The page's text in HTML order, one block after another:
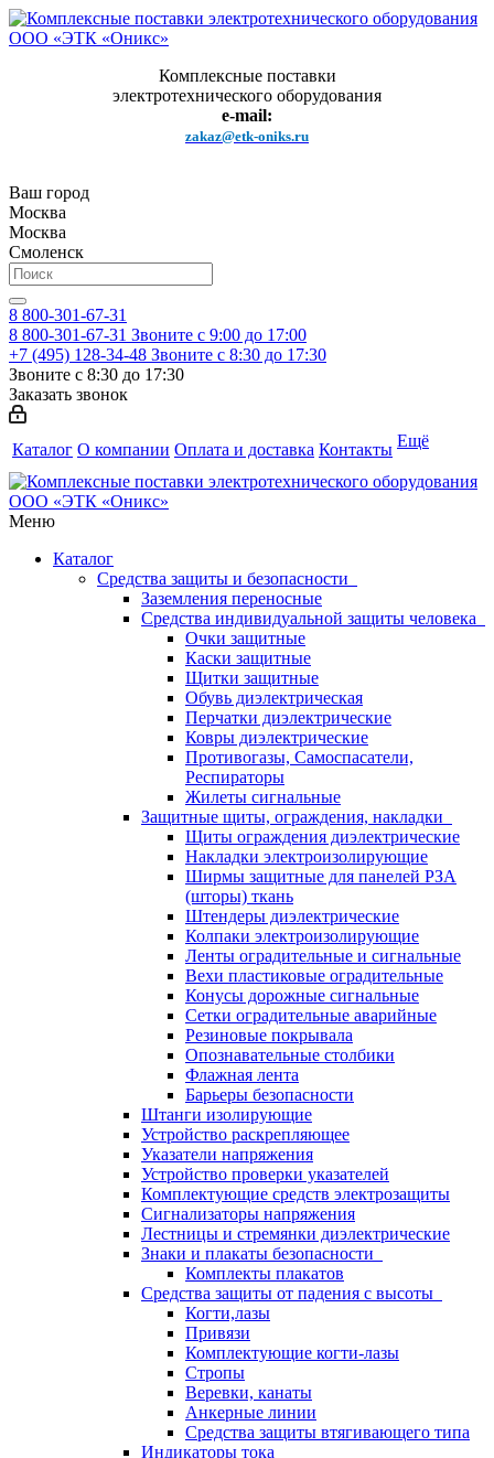
Комплексные поставки
электротехнического оборудования
e-mail:
zakaz@etk-oniks.ru
Ваш город
Москва
Москва
Смоленск
8 800-301-67-31
8 800-301-67-31 Звоните с 9:00 до 17:00
+7 (495) 128-34-48 Звоните с 8:30 до 17:30
Звоните с 8:30 до 17:30
Заказать звонок
Каталог О компании Оплата и доставка Контакты Ещё
Меню
Каталог
Средства защиты и безопасности
Заземления переносные
Средства индивидуальной защиты человека
Очки защитные
Каски защитные
Щитки защитные
Обувь диэлектрическая
Перчатки диэлектрические
Ковры диэлектрические
Противогазы, Самоспасатели,
Респираторы
Жилеты сигнальные
Защитные щиты, ограждения, накладки
Щиты ограждения диэлектрические
Накладки электроизолирующие
Ширмы защитные для панелей РЗА
(шторы) ткань
Штендеры диэлектрические
Колпаки электроизолирующие
Ленты оградительные и сигнальные
Вехи пластиковые оградительные
Конусы дорожные сигнальные
Сетки оградительные аварийные
Резиновые покрывала
Опознавательные столбики
Флажная лента
Барьеры безопасности
Штанги изолирующие
Устройство раскрепляющее
Указатели напряжения
Устройство проверки указателей
Комплектующие средств электрозащиты
Сигнализаторы напряжения
Лестницы и стремянки диэлектрические
Знаки и плакаты безопасности
Комплекты плакатов
Средства защиты от падения с высоты
Когти,лазы
Привязи
Комплектующие когти-лазы
Стропы
Веревки, канаты
Анкерные линии
Средства защиты втягивающего типа
Индикаторы тока